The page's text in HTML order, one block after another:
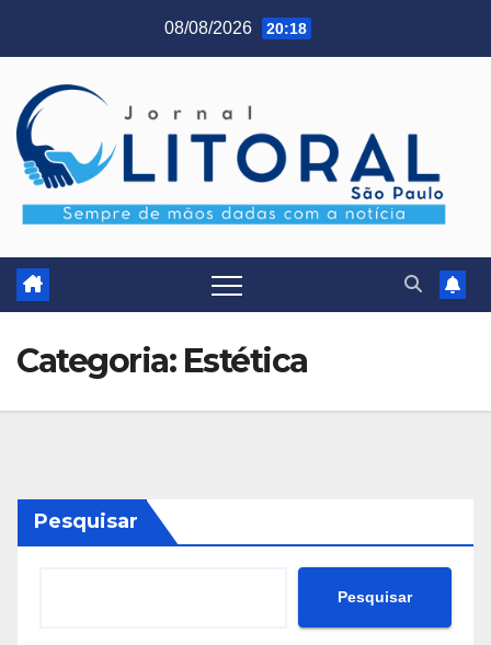
08/08/2026 20:18
Categoria: Estética
Pesquisar
Pesquisar